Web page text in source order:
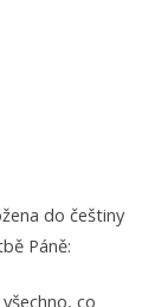
do češtiny
Páně:
co